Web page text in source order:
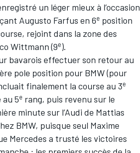
un léger mieux à l’occasion
Augusto Farfus en 6e position
rejoint dans la zone des
Wittmann (9e).
bavarois effectuer son retour au
pole position pour BMW (pour
finalement la course au 3e
5e rang, puis revenu sur le
minute sur l’Audi de Mattias
BMW, puisque seul Maxime
Mercedes a trusté les victoires